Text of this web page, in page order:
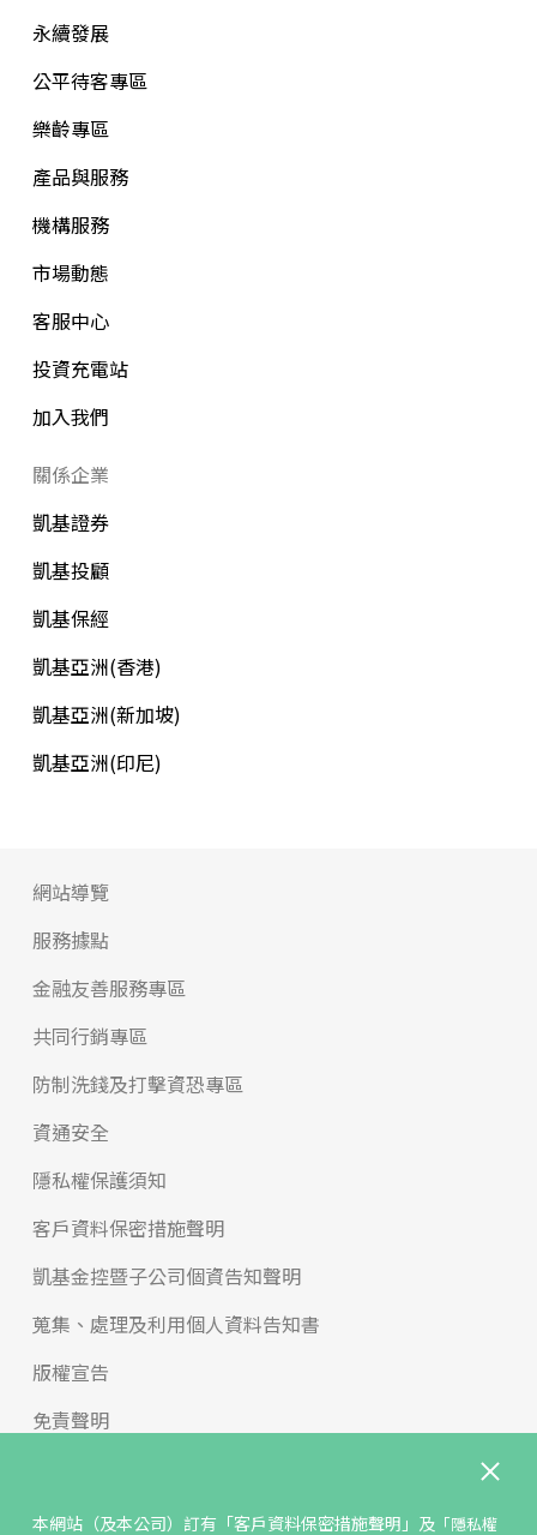
本網站（及本公司）訂有 「客戶資料保密措施聲明」 及「隱私權
永續發展
公平待客專區
樂齡專區
產品與服務
機構服務
市場動態
客服中心
投資充電站
加入我們
關係企業
凱基證券
凱基投顧
凱基保經
凱基亞洲(香港)
凱基亞洲(新加坡)
凱基亞洲(印尼)
網站導覽
服務據點
金融友善服務專區
共同行銷專區
防制洗錢及打擊資恐專區
資通安全
隱私權保護須知
客戶資料保密措施聲明
凱基金控暨子公司個資告知聲明
蒐集、處理及利用個人資料告知書
版權宣告
免責聲明
申訴與檢舉